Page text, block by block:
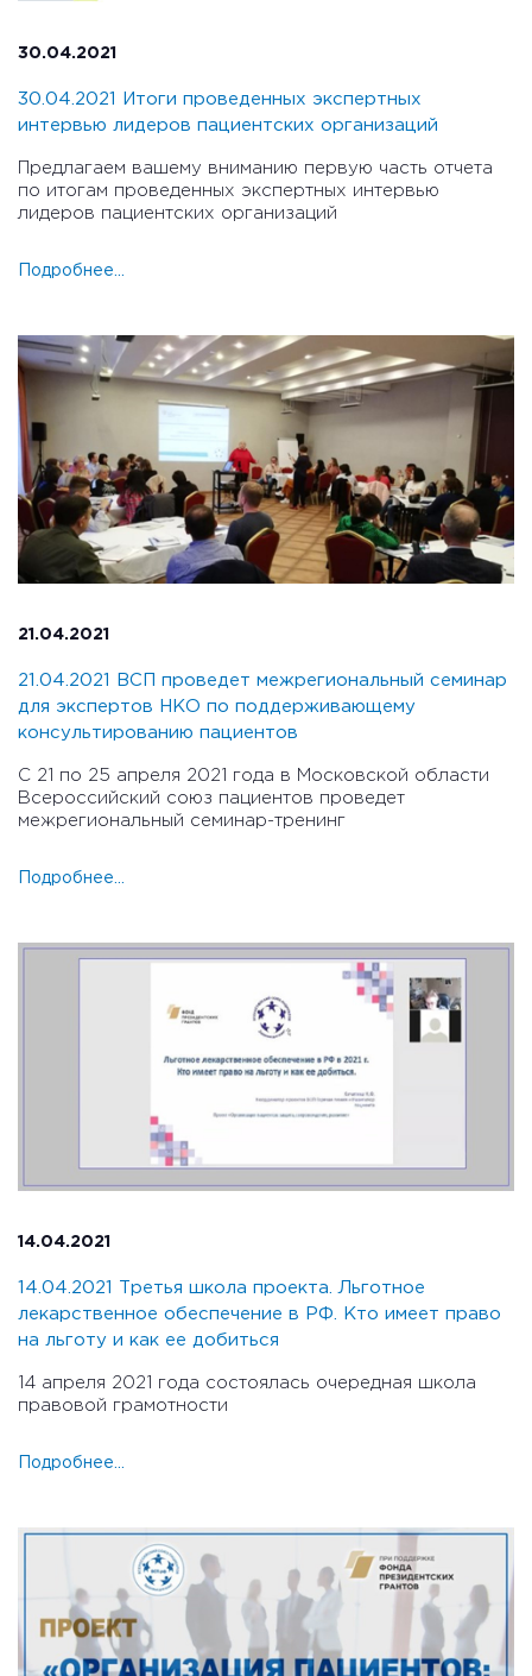
30.04.2021
30.04.2021 Итоги проведенных экспертных
интервью лидеров пациентских организаций
Предлагаем вашему вниманию первую часть отчета
по итогам проведенных экспертных интервью
лидеров пациентских организаций
Подробнее...
21.04.2021
21.04.2021 ВСП проведет межрегиональный семинар
для экспертов НКО по поддерживающему
консультированию пациентов
С 21 по 25 апреля 2021 года в Московской области
Всероссийский союз пациентов проведет
межрегиональный семинар-тренинг
Подробнее...
14.04.2021
14.04.2021 Третья школа проекта. Льготное
лекарственное обеспечение в РФ. Кто имеет право
на льготу и как ее добиться
14 апреля 2021 года состоялась очередная школа
правовой грамотности
Подробнее...